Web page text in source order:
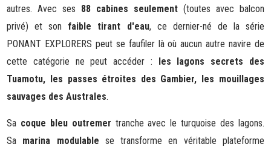
autres. Avec ses 88 cabines seulement(toutes avec balcon
privé) et son faible tirant d'eau, ce dernier-né de la série
PONANT EXPLORERS peut se faufiler là où aucun autre navire de
cette catégorie ne peut accéder : les lagons secrets des
Tuamotu, les passes étroites des Gambier, les mouillages
sauvages des Australes.
Sa coque bleu outremer tranche avec le turquoise des lagons.
Sa marina modulable se transforme en véritable plateforme